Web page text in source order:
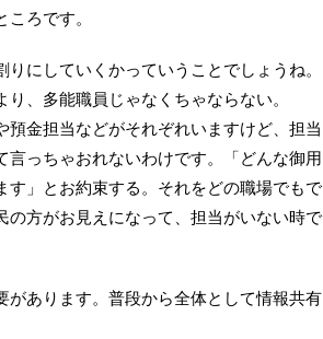
ろです。
にしていくかっていうことでしょうね。
、多能職員じゃなくちゃならない。
金担当などがそれぞれいますけど、担当
っちゃおれないわけです。「どんな御用
」とお約束する。それをどの職場でもで
方がお見えになって、担当がいない時で
があります。普段から全体として情報共有